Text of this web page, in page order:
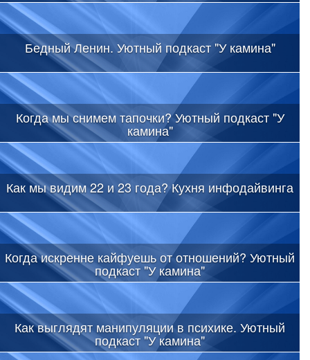
Бедный Ленин. Уютный подкаст "У камина"
Когда мы снимем тапочки? Уютный подкаст "У
камина"
Как мы видим 22 и 23 года? Кухня инфодайвинга
Когда искренне кайфуешь от отношений? Уютный
подкаст "У камина"
Как выглядят манипуляции в психике. Уютный
подкаст "У камина"